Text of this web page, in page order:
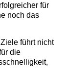
für
noch das
führt nicht
die